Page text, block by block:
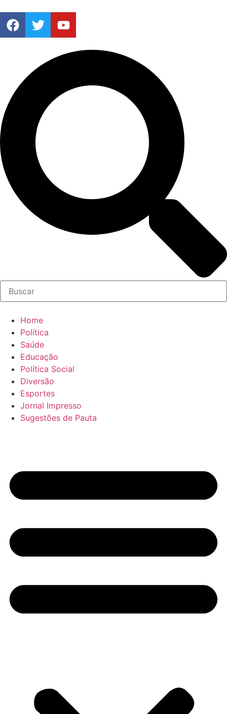
Home
Política
Saúde
Educação
Política Social
Diversão
Esportes
Jornal Impresso
Sugestões de Pauta